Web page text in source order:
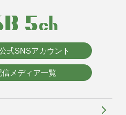
式SNSアカウント
信メディア一覧